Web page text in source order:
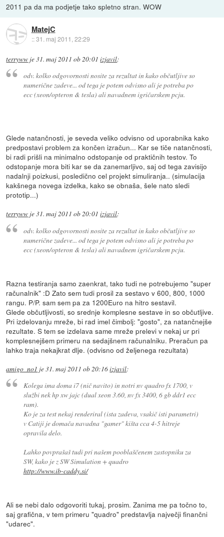
2011 pa da ma podjetje tako spletno stran. WOW
MatejC
::31. maj 2011, 22:29
terryww je31. maj 2011 ob 20:01 izjavil:
odv. kolko odgovornosti nosite za rezultat in kako občutljive so
numerične zadeve... od tega je potem odvisno ali je potreba po
ecc (xeon/opteron & tesla) ali navadnem igričarskem pcju.
Glede natančnosti, je seveda veliko odvisno od uporabnika kako
predpostavi problem za končen izračun... Kar se tiče natančnosti,
bi radi prišli na minimalno odstopanje od praktičnih testov. To
odstopanje mora biti kar se da zanemarljivo, saj od tega zavisijo
nadalnji poizkusi, posledično cel projekt simuliranja.. (simulacija
kakšnega novega izdelka, kako se obnaša, šele nato sledi
prototip...)
terryww je31. maj 2011 ob 20:01 izjavil:
odv. kolko odgovornosti nosite za rezultat in kako občutljive so
numerične zadeve... od tega je potem odvisno ali je potreba po
ecc (xeon/opteron & tesla) ali navadnem igričarskem pcju.
Razna testiranja samo zaenkrat, tako tudi ne potrebujemo "super
računalnik" :D Zato sem tudi prosil za sestavo v 600, 800, 1000
rangu. P/P. sam sem pa za 1200Euro na hitro sestavil.
Glede občutljivosti, so srednje komplesne sestave in so občutljive.
Pri izdelovanju mreže, bi rad imel čimbolj: "gosto", za natančnejše
rezultate. S tem se izdelava same mreže prelevi v nekaj ur pri
komplesnejšem primeru na sedajšnem računalniku. Preračun pa
lahko traja nekajkrat dlje. (odvisno od željenega rezultata)
amigo_no1 je31. maj 2011 ob 20:16izjavil:
Kolega ima doma i7 (nič navito) in notri nv quadro fx 1700, v
službi nek hp xw jajc (dual xeon 3.60, nv fx 3400, 6 gb ddr1 ecc
ram).
Ko je za test nekaj renderiral (ista zadeva, vsakič isti parametri)
v Catiji je domača navadna "gamer" kišta cca 4-5 hitreje
opravila delo.
Lahko povprašaš tudi pri našem pooblaščenem zastopniku za
SW, kako je z SW Simulation + quadro
http://www.ib-caddy.si/
Ali se nebi dalo odgovoriti tukaj, prosim. Zanima me pa točno to,
saj grafična, v tem primeru "quadro" predstavlja največji finančni
"udarec".